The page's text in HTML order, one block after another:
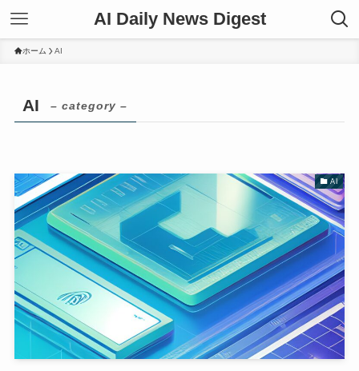
AI Daily News Digest
ホーム AI
AI – category –
AI